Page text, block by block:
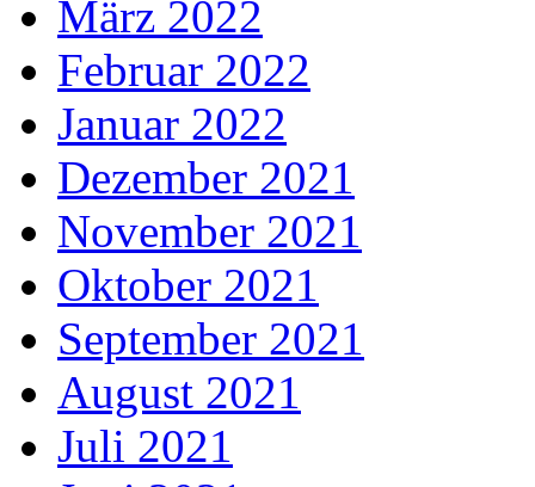
März 2022
Februar 2022
Januar 2022
Dezember 2021
November 2021
Oktober 2021
September 2021
August 2021
Juli 2021